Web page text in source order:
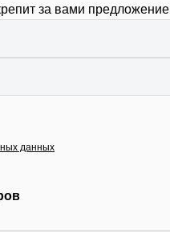
за вами предложение
данных